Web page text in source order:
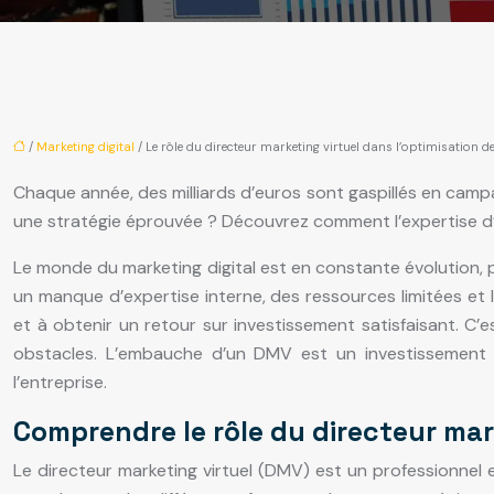
/ Marketing digital / Le rôle du directeur marketing virtuel dans l’optimisation
Chaque année, des milliards d’euros sont gaspillés en
une stratégie éprouvée ? Découvrez comment
Le monde du marketing digital est en constante
un manque d’expertise interne, des ressources limitées
et à obtenir un retour sur investissement satisfaisant.
obstacles. L’embauche d’un DMV est un
l’entreprise.
Comprendre le rôle du directeur
Le directeur marketing virtuel (DMV) est un